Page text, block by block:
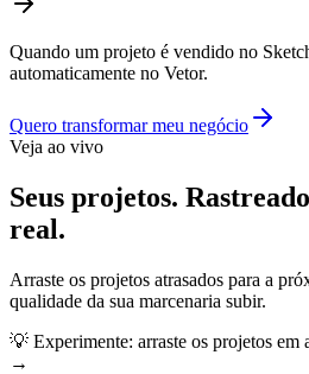
Quando um projeto é vendido no
automaticamente no Vetor.
Quero transformar meu negócio
Veja ao vivo
Seus projetos.
real.
Arraste os projetos atrasados para a
qualidade da sua marcenaria subir.
💡 Experimente: arraste os projetos em
→